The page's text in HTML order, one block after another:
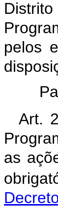
pelos
Art.
as